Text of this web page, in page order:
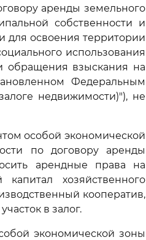
аренды земельного
собственности и
для освоения территории
использования
обращения взыскания на
Федеральным
недвижимости)"), не
особой экономической
по договору аренды
арендные права на
хозяйственного
кооператив,
в залог.
экономической зоны